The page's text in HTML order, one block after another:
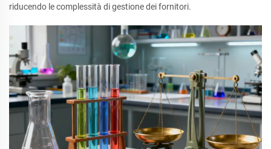
riducendo le complessità di gestione dei fornitori.